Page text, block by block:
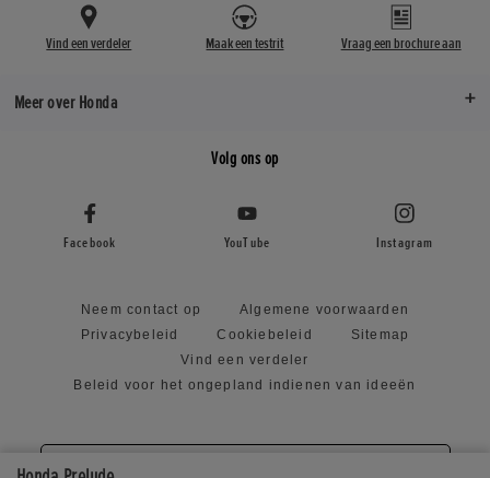
Vind een verdeler Maak een testrit Vraag een brochure aan
Meer over Honda
Volg ons op
Facebook YouTube Instagram
Neem contact op
Algemene voorwaarden
Privacybeleid
Cookiebeleid
Sitemap
Vind een verdeler
Beleid voor het ongepland indienen van ideeën
Visiter le site en